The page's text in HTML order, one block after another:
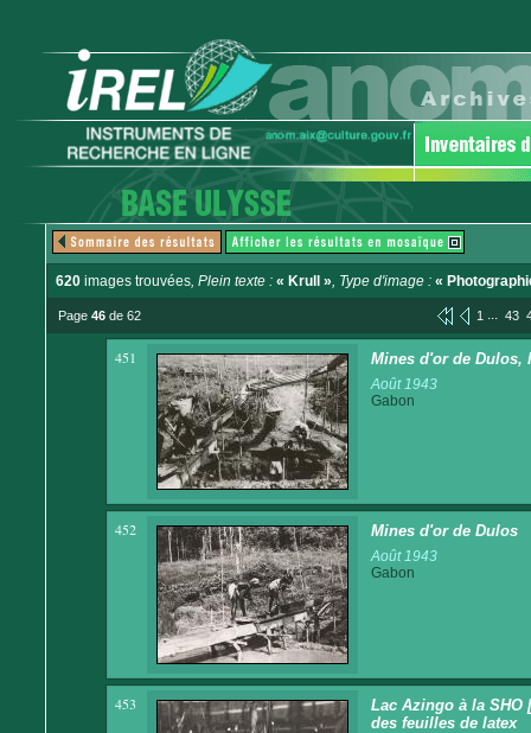
620 images trouvées, Plein texte : « Krull », Type d'image : «
Page 46 de 62 1 ... 43
451 Mines d'or de Dulos,
Août 1943
Gabon
452 Mines d'or de Dulos
Août 1943
Gabon
453
Lac Azingo à la SHO
des feuilles de latex